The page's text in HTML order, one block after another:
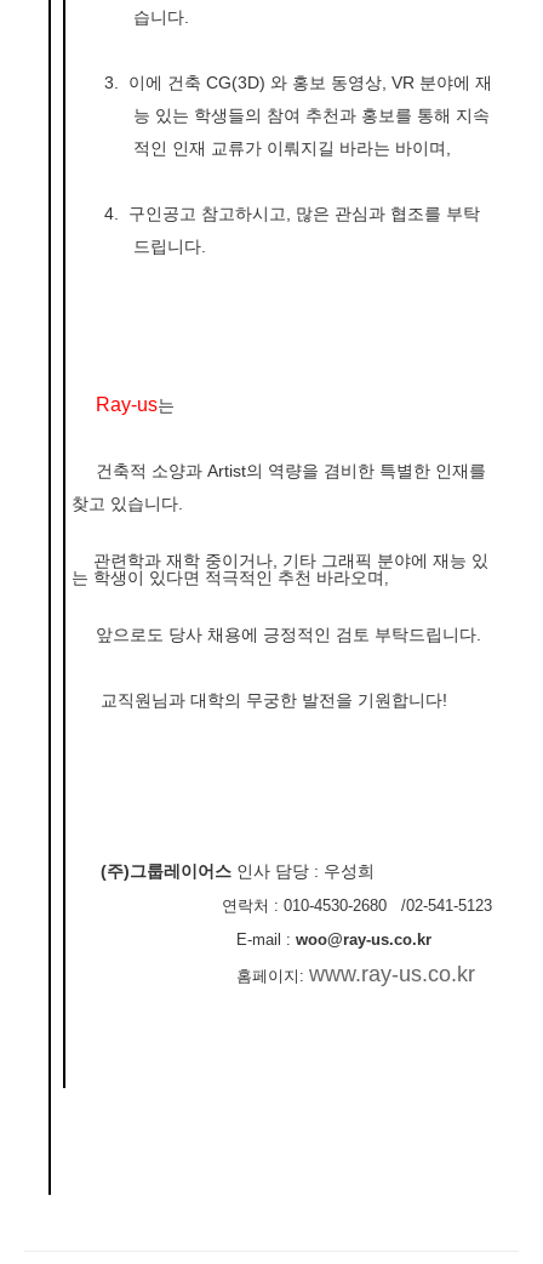
습니다.
3. 이에 건축 CG(3D) 와 홍보 동영상, VR 분야에 재
능 있는 학생들의 참여 추천과 홍보를 통해 지속
적인 인재 교류가 이뤄지길 바라는 바이며
4. 구인공고 참고하시고,
많은 관심과 협조를 부탁
드립니다.
Ray-us는
건축적 소양과 Artist의 역량을 겸비한 특별한 인재를
찾고 있습니다
관련학과 재학 중이거나 , 기타 그래픽 분야에 재능 있
는 학생이 있다면 적극적인 추천 바라오며 ,
앞으로도 당사 채용에 긍정적인 검토 부탁드립니다
교직원님과 대학의 무궁한 발전을 기원합니다!
(주)그룹레이어스 인사 담당 : 우성희
연락처 : 010-4530-2680 /02-541-5123
E-mail : woo@ray-us.co.kr
홈페이지 : www.ray-us.co.kr